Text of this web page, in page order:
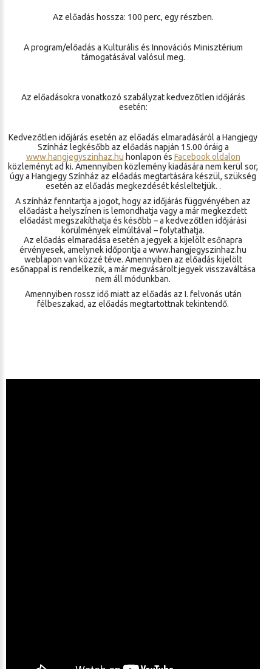
Az előadás hossza: 100 perc, egy részben.
A program/előadás a Kulturális és Innovációs Minisztérium
támogatásával valósul meg.
Az előadásokra vonatkozó szabályzat kedvezőtlen időjárás
esetén:
Kedvezőtlen időjárás esetén az előadás elmaradásáról a Hangjegy
Színház legkésőbb az előadás napján 15.00 óráig a
www.hangjegyszinhaz.hu honlapon és Facebook oldalon
közleményt ad ki. Amennyiben közlemény kiadására nem kerül sor,
úgy a Hangjegy Színház az előadás megtartására készül, szükség
esetén az előadás megkezdését késleltetjük. .
A színház fenntartja a jogot, hogy az időjárás függvényében az
előadást a helyszínen is lemondhatja vagy a már megkezdett
előadást megszakíthatja és később – a kedvezőtlen időjárási
körülmények elmúltával – folytathatja.
Az előadás elmaradása esetén a jegyek a kijelölt esőnapra
érvényesek, amelynek időpontja a www.hangjegyszinhaz.hu
weblapon van közzé téve. Amennyiben az előadás kijelölt
esőnappal is rendelkezik, a már megvásárolt jegyek visszaváltása
nem áll módunkban.
Amennyiben rossz idő miatt az előadás az I. felvonás után
félbeszakad, az előadás megtartottnak tekintendő.